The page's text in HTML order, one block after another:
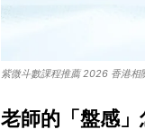
紫微斗數課程推薦 2026 香港
老師的「盤感